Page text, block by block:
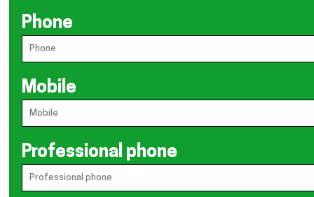
Phone
Mobile
Professional phone